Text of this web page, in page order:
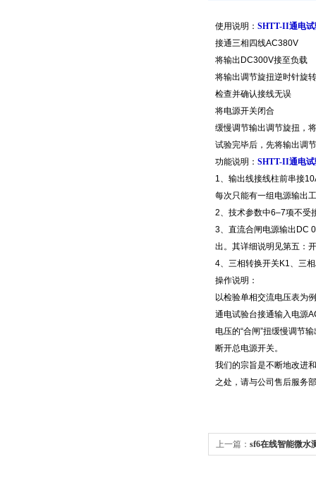
使用说明： SHTT-II通电试
接通三相四线AC380V
将输出DC300V接至负载
将输出调节旋扭逆时针旋
检查并确认接线无误
将电源开关闭合
缓慢调节输出调节旋扭，
试验完毕后，先将输出调
功能说明： SHTT-II通电试
1、输出线接线柱前串接
每次只能有一组电源输出
2、技术参数中6–7项不受
3、直流合闸电源输出DC
出。其详细说明见第五：
4、三相转换开关K1、三
操作说明：
以检验单相交流电压表为
通电试验台接通输入电源
电压的“合闸”扭缓慢调节
断开总电源开关。
我们的宗旨是不断地改进
之处，请与公司售后服务
上一篇： sf6在线智能微水